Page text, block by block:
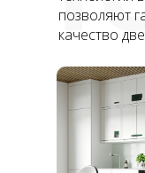
позволяют
качество